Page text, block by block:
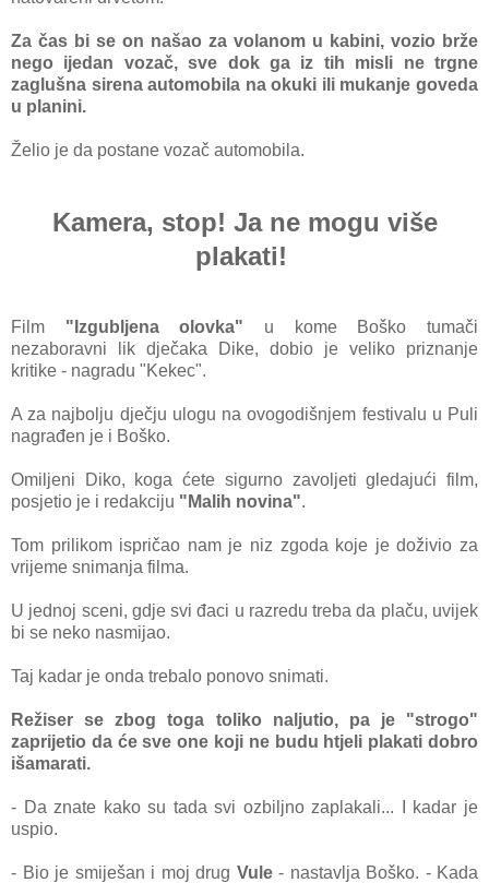
Za čas bi se on našao za volanom u kabini, vozio brže
nego ijedan vozač, sve dok ga iz tih misli ne trgne
zaglušna sirena automobila na okuki ili mukanje goveda
u planini.
Želio je da postane vozač automobila.
Kamera, stop! Ja ne mogu više
plakati!
Film "Izgubljena olovka" u kome Boško tumači
nezaboravni lik dječaka Dike, dobio je veliko priznanje
kritike - nagradu "Kekec".
A za najbolju dječju ulogu na ovogodišnjem festivalu u Puli
nagrađen je i Boško.
Omiljeni Diko, koga ćete sigurno zavoljeti gledajući film,
posjetio je i redakciju "Malih novina".
Tom prilikom ispričao nam je niz zgoda koje je doživio za
vrijeme snimanja filma.
U jednoj sceni, gdje svi đaci u razredu treba da plaču, uvijek
bi se neko nasmijao.
Taj kadar je onda trebalo ponovo snimati.
Režiser se zbog toga toliko naljutio, pa je "strogo"
zaprijetio da će sve one koji ne budu htjeli plakati dobro
išamarati.
- Da znate kako su tada svi ozbiljno zaplakali... I kadar je
uspio.
- Bio je smiješan i moj drug Vule- nastavlja Boško. - Kada